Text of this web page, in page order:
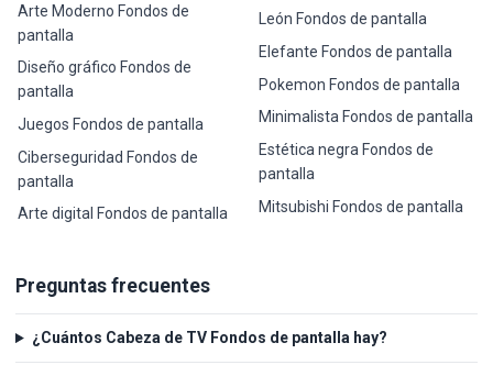
Arte Moderno Fondos de
pantalla
Diseño gráfico Fondos de
pantalla
Juegos Fondos de pantalla
Ciberseguridad Fondos de
pantalla
Arte digital Fondos de pantalla
León Fondos de pantalla
Elefante Fondos de pantalla
Pokemon Fondos de pantalla
Minimalista Fondos de pantalla
Estética negra Fondos de
pantalla
Mitsubishi Fondos de pantalla
Preguntas frecuentes
¿Cuántos Cabeza de TV Fondos de pantalla hay?